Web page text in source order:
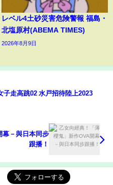
レベル4土砂災害危険警報 福島・
北塩原村(ABEMA TIMES)
2026年8月9日
【芸術的所作】 女子走高跳02 水戸招待陸上2023
幕－與日本同步
跟播！